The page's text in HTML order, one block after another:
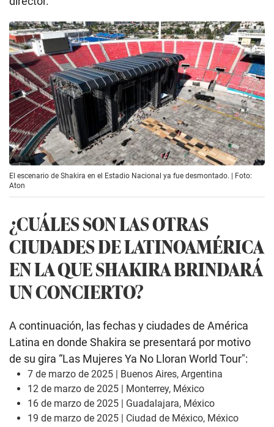
El escenario de Shakira en el Estadio Nacional ya fue desmontado. | Foto:
Aton
¿CUÁLES SON LAS OTRAS
CIUDADES DE LATINOAMÉRICA
EN LA QUE SHAKIRA BRINDARÁ
UN CONCIERTO?
A continuación, las fechas y ciudades de América
Latina en donde Shakira se presentará por motivo
de su gira “Las Mujeres Ya No Lloran World Tour″:
7 de marzo de 2025 | Buenos Aires, Argentina
12 de marzo de 2025 | Monterrey, México
16 de marzo de 2025 | Guadalajara, México
19 de marzo de 2025 | Ciudad de México, México